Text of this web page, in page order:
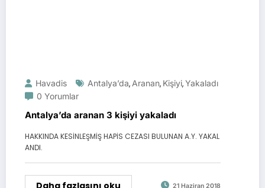
Havadis Antalya’da, Aranan, Kişiyi,Yakaladı
0 Yorumlar
Antalya’da aranan 3 kişiyi yakaladı
HAKKINDA KESİNLEŞMİŞ HAPİS CEZASI BULUNAN A.Y. YAKAL
ANDI.
Daha fazlasını oku 21 Haziran 2018